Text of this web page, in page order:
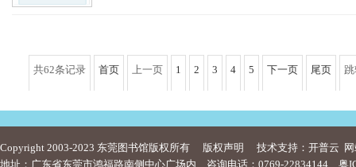
共62条记录 首页 上一页 1 2 3 4 5 下一页 尾页
Copyright 2003-2023 东莞图书馆版权所有 版权声明 技术支持：开普云
地址：广东省东莞市鸿福路南侧中心广场内 咨询电话：0769-22834144 粤